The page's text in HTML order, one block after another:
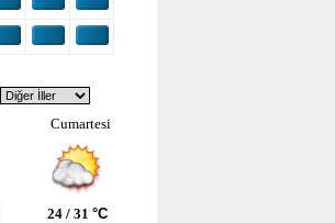
Cumartesi
24 / 31 °C